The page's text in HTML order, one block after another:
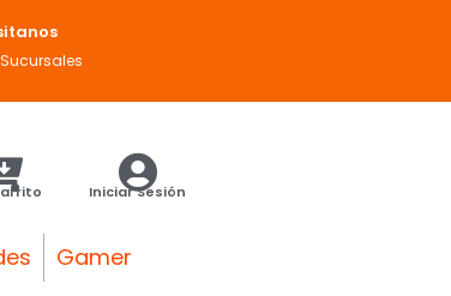
Iniciar Sesión
Gamer